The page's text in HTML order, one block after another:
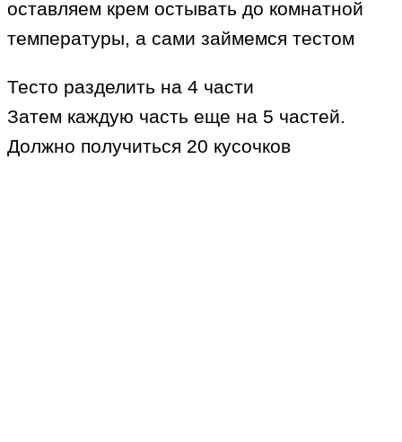
оставляем крем остывать до комнатной
температуры, а сами займемся тестом
Тесто разделить на 4 части
Затем каждую часть еще на 5 частей.
Должно получиться 20 кусочков